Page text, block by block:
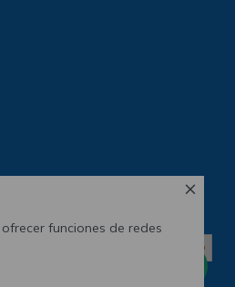

funciones de redes